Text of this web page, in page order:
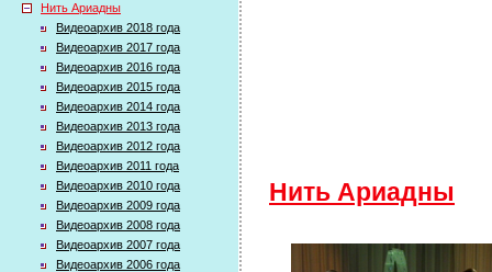
Нить Ариадны
Видеоархив 2018 года
Видеоархив 2017 года
Видеоархив 2016 года
Видеоархив 2015 года
Видеоархив 2014 года
Видеоархив 2013 года
Видеоархив 2012 года
Видеоархив 2011 года
Видеоархив 2010 года
Видеоархив 2009 года
Видеоархив 2008 года
Видеоархив 2007 года
Видеоархив 2006 года
Нить Ариадны